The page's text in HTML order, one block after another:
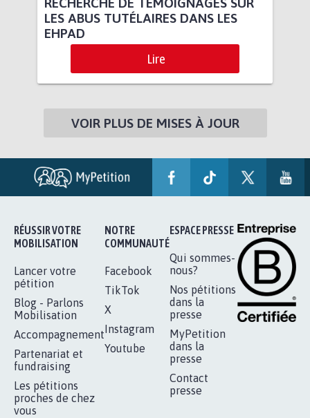
LES ABUS TUTÉLAIRES DANS LES
EHPAD
Lire
VOIR PLUS DE MISES À JOUR
RÉUSSIR VOTRE
MOBILISATION
Lancer votre
pétition
Blog - Parlons
Mobilisation
Accompagnement
Partenariat et
fundraising
Les pétitions
proches de chez
vous
NOTRE
COMMUNAUTÉ
Facebook
TikTok
X
Instagram
Youtube
ESPACE PRESSE
Qui sommes-
nous?
Nos pétitions
dans la
presse
MyPetition
dans la
presse
Contact
presse